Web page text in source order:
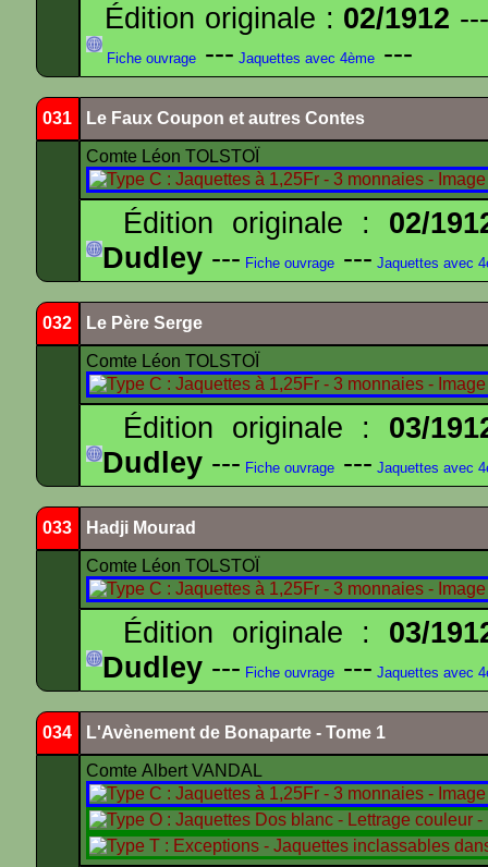
Édition originale : 02/1912
Fiche ouvrage --- Jaquettes avec 4ème ---
031 Le Faux Coupon et autres Contes
Comte Léon TOLSTOÏ
Édition originale : 02/
Dudley --- Fiche ouvrage --- Jaquettes avec
032 Le Père Serge
Comte Léon TOLSTOÏ
Édition originale : 03/
Dudley --- Fiche ouvrage --- Jaquettes avec
033 Hadji Mourad
Comte Léon TOLSTOÏ
Édition originale : 03/
Dudley --- Fiche ouvrage --- Jaquettes avec
034 L'Avènement de Bonaparte - Tome 1
Comte Albert VANDAL